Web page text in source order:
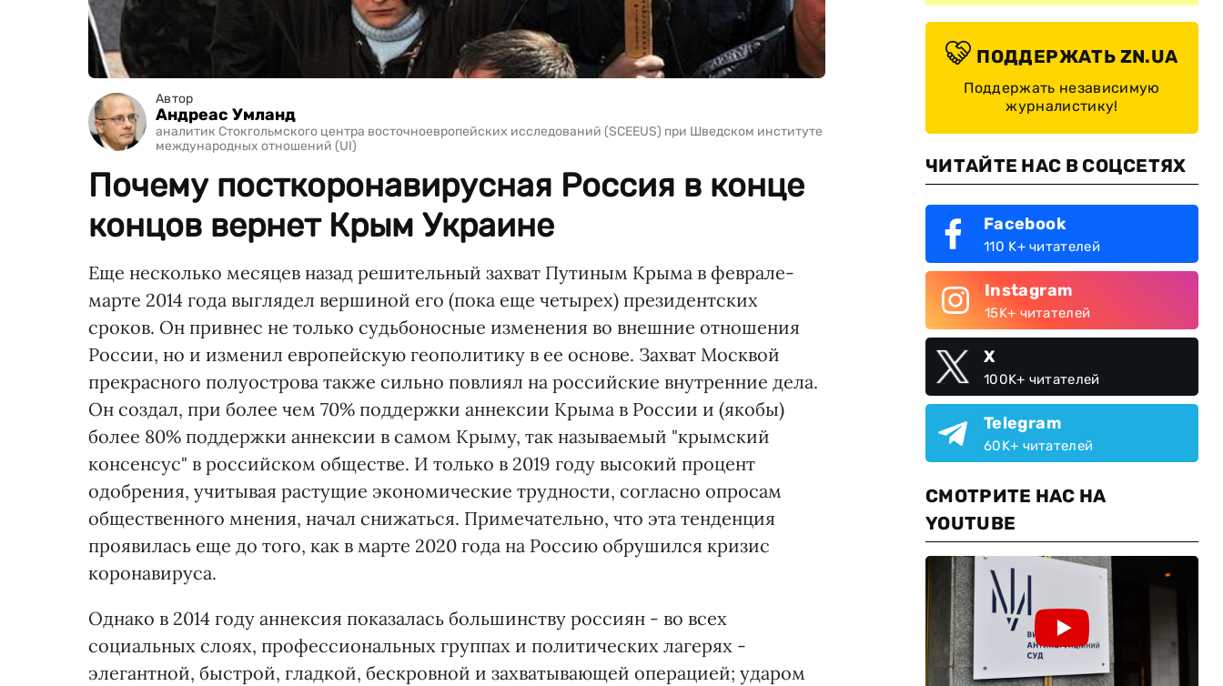
Автор
Андреас Умланд
аналитик Стокгольмского центра восточноевропейских исследований (SCEEUS) при Шведском институте
международных отношений (UI)
Почему посткоронавирусная Россия в конце
концов вернет Крым Украине
Еще несколько месяцев назад решительный захват Путиным Крыма в феврале-
марте 2014 года выглядел вершиной его (пока еще четырех) президентских
сроков. Он привнес не только судьбоносные изменения во внешние отношения
России, но и изменил европейскую геополитику в ее основе. Захват Москвой
прекрасного полуострова также сильно повлиял на российские внутренние дела.
Он создал, при более чем 70% поддержки аннексии Крыма в России и (якобы)
более 80% поддержки аннексии в самом Крыму, так называемый "крымский
консенсус" в российском обществе. И только в 2019 году высокий процент
одобрения, учитывая растущие экономические трудности, согласно опросам
общественного мнения, начал снижаться. Примечательно, что эта тенденция
проявилась еще до того, как в марте 2020 года на Россию обрушился кризис
коронавируса.
Однако в 2014 году аннексия показалась большинству россиян - во всех
социальных слоях, профессиональных группах и политических лагерях -
элегантной, быстрой, гладкой, бескровной и захватывающей операцией; ударом
ПОДДЕРЖАТЬ ZN.UA
Поддержать независимую
журналистику!
ЧИТАЙТЕ НАС В СОЦСЕТЯХ
Facebook
110 K+ читателей
Instagram
15K+ читателей
X
100K+ читателей
Telegram
60K+ читателей
СМОТРИТЕ НАС НА
YOUTUBE